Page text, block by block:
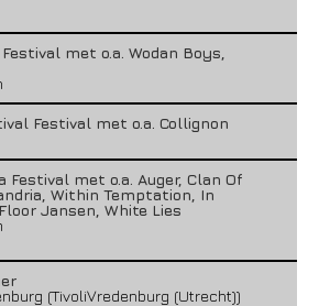
met o.a. Wodan Boys,
Festival met o.a. Collignon
Festival met o.a. Auger, Clan Of
Within Temptation, In
Jansen, White Lies
(TivoliVredenburg (Utrecht))